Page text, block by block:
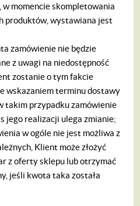
w momencie skompletowania
produktów, wystawiana jest
zamówienie nie będzie
z uwagi na niedostępność
zostanie o tym fakcie
wskazaniem terminu dostawy
takim przypadku zamówienie
jego realizacji ulega zmianie;
w ogóle nie jest możliwa z
Klient może złożyć
z oferty sklepu lub otrzymać
jeśli kwota taka została